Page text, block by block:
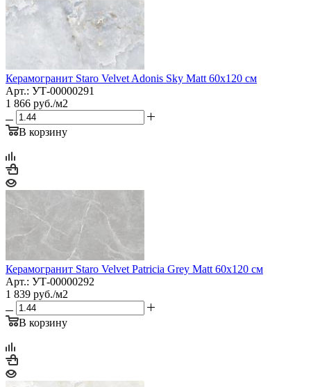
Керамогранит Staro Velvet Adonis Sky Matt 60x120 см
Арт.: УТ-00000291
1 866 руб./м2
В корзину
Керамогранит Staro Velvet Patricia Grey Matt 60x120 см
Арт.: УТ-00000292
1 839 руб./м2
В корзину